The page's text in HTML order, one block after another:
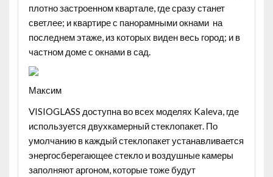
плотно застроенном квартале, где сразу станет
светлее; и квартире с панорамными окнами на
последнем этаже, из которых виден весь город; и в
частном доме с окнами в сад.
Максим
VISIOGLASS доступна во всех моделях Kaleva, где
используется двухкамерный стеклопакет. По
умолчанию в каждый стеклопакет устанавливается
энергосберегающее стекло и воздушные камеры
заполняют аргоном, которые тоже будут